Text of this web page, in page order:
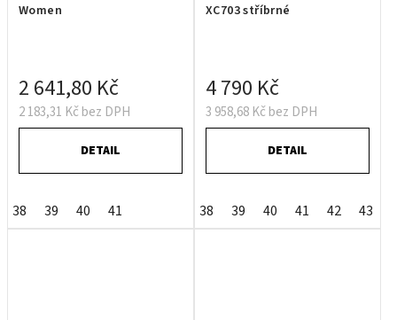
Women
2 183,31 Kč bez DPH
2 641,80 Kč
DETAIL
38 39 40 41
XC703 stříbrné
3 958,68 Kč bez DPH
4 790 Kč
DETAIL
38 39 40 41 42 43